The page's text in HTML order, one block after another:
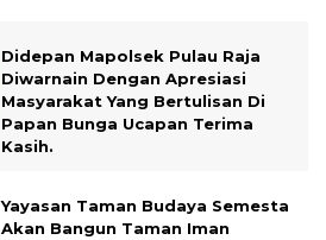
Didepan Mapolsek Pulau Raja
Diwarnain Dengan Apresiasi
Masyarakat Yang Bertulisan Di
Papan Bunga Ucapan Terima
Kasih.
Yayasan Taman Budaya Semesta
Akan Bangun Taman Iman